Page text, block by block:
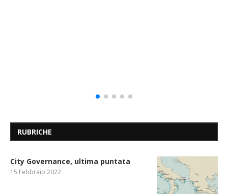
RUBRICHE
City Governance, ultima puntata
15 Febbraio 2022